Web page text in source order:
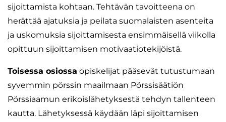
sijoittamista kohtaan. Tehtävän tavoitteena on
herättää ajatuksia ja peilata suomalaisten asenteita
ja uskomuksia sijoittamisesta ensimmäisellä viikolla
opittuun sijoittamisen motivaatiotekijöistä.
Toisessa osiossa opiskelijat pääsevät tutustumaan
syvemmin pörssin maailmaan Pörssisäätiön
Pörssiaamun erikoislähetyksestä tehdyn tallenteen
kautta. Lähetyksessä käydään läpi sijoittamisen